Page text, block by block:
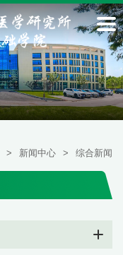
> 新闻中心 > 综合新闻